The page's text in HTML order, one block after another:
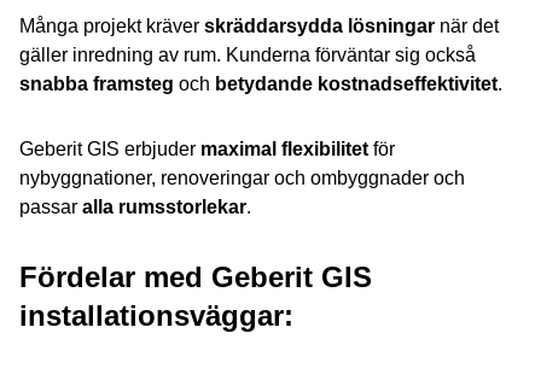
Många projekt kräver skräddarsydda lösningar när det
gäller inredning av rum. Kunderna förväntar sig också
snabba framsteg och betydande kostnadseffektivitet.
Geberit GIS erbjuder maximal flexibilitet för
nybyggnationer, renoveringar och ombyggnader och
passar alla rumsstorlekar.
Fördelar med Geberit GIS
installationsväggar: